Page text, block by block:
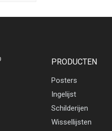
PRODUCTEN
Posters
Ingelijst
Schilderijen
Wissellijsten